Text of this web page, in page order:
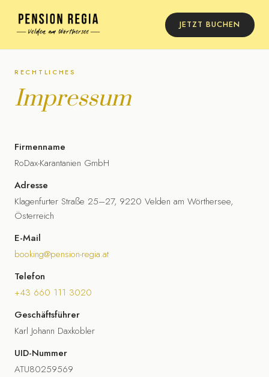
JETZT BUCHEN
RECHTLICHES
Impressum
Firmenname
RoDax-Karantanien GmbH
Adresse
Klagenfurter Straße 25–27, 9220 Velden am Wörthersee,
Österreich
E-Mail
booking@pension-regia.at
Telefon
+43 660 111 3020
Geschäftsführer
Karl Johann Daxkobler
UID-Nummer
ATU80259569